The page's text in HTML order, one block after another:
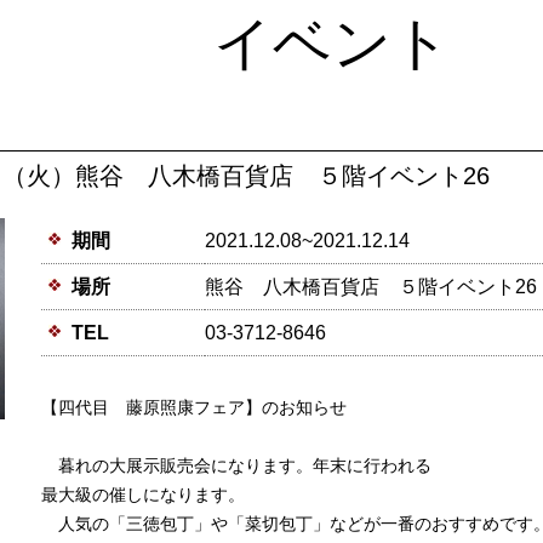
イベント
（火）熊谷 八木橋百貨店 ５階イベント26
期間 2021.12.08~2021.12.14
場所 熊谷 八木橋百貨店 ５階イベント26
TEL 03-3712-8646
【四代目 藤原照康フェア】のお知らせ
暮れの大展示販売会になります。年末に行われる
最大級の催しになります。
人気の「三徳包丁」や「菜切包丁」などが一番のおすすめです。